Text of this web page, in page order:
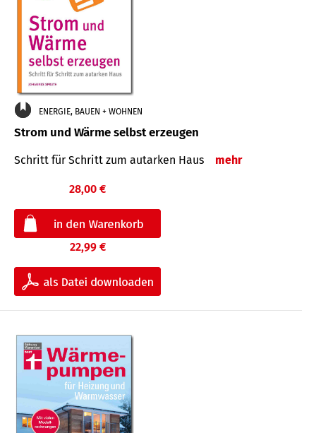
ENERGIE, BAUEN + WOHNEN
Strom und Wärme selbst erzeugen
Schritt für Schritt zum autarken Haus mehr
28,00 €
22,99 €